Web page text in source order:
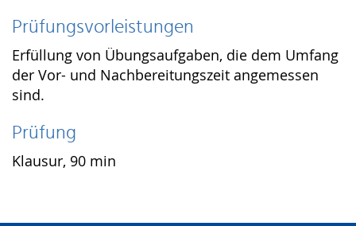
Prüfungsvorleistungen
Erfüllung von Übungsaufgaben, die dem Umfang
der Vor- und Nachbereitungszeit angemessen
sind.
Prüfung
Klausur, 90 min